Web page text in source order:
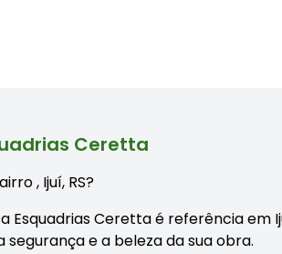
Ceretta
, Ijuí, RS?
Esquadrias Ceretta é referência em
e a beleza da sua obra.